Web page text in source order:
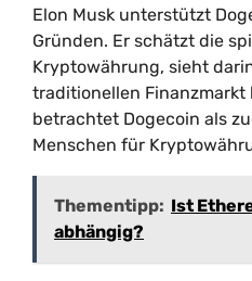
Elon Musk unterstützt
Gründen. Er schätzt die
Kryptowährung, sieht
traditionellen
betrachtet Dogecoin als
Menschen für
Thementipp: Ist
abhängig?